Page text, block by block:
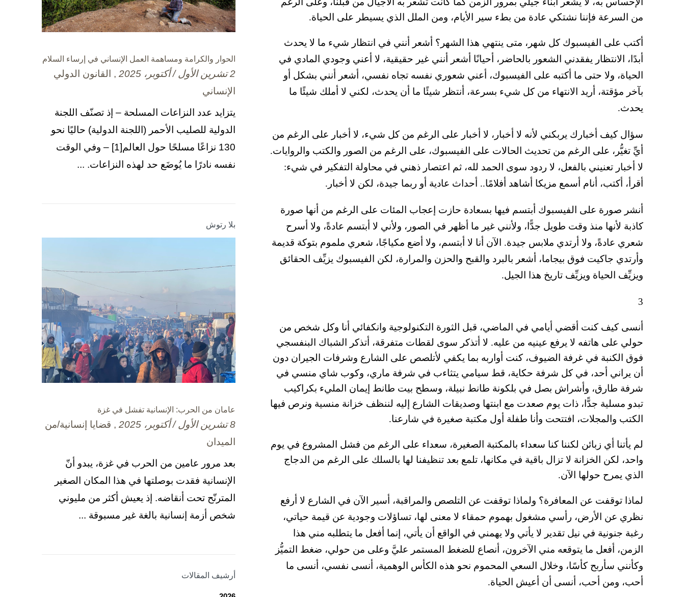
من السرعة فإننا نشتكي عادة من بطء سير الأيام، ومن الملل الذي يسيطر على الحياة.
أكتب على الفيسبوك كل شهر، متى ينتهي هذا الشهر؟ أشعر أنني في انتظار شيء ما لا يحدث
أبدًا، الانتظار يفقدني الشعور بالحاضر، أحيانًا أشعر أنني غير حقيقية، لا أعني وجودي المادي في
الحياة، ولا حتى ما أكتبه على الفيسبوك، أعني شعوري نفسه تجاه نفسي، أشعر أنني بشكل أو
بآخر مؤقتة، أريد الانتهاء من كل شيء بسرعة، أنتظر شيئًا ما أن يحدث، لكني لا أملك شيئًا ما
يحدث.
سؤال كيف أخبارك يربكني لأنه لا أخبار، لا أخبار على الرغم من كل شيء، لا أخبار على الرغم من
أيِّ تغيُّر، على الرغم من تحديث الحالات على الفيسبوك، على الرغم من الصور والكتب والروايات.
لا أخبار تعنيني بالفعل، لا ردود سوى الحمد لله، ثم اعتصار ذهني في محاولة التفكير في شيء:
أقرأ، أكتب، أنام أسمع مزيكا أشاهد أفلامًا.. أحداث عادية أو ربما جيدة، لكن لا أخبار.
أنشر صورة على الفيسبوك أبتسم فيها بسعادة حازت إعجاب المئات على الرغم من أنها صورة
كاذبة لأنها منذ وقت طويل جدًّا، ولأنني غير ما أظهر في الصور، ولأني لا أبتسم عادةً، ولا أسرح
شعري عادةً، ولا أرتدي ملابس جيدة. الآن أنا لا أبتسم، ولا أضع مكياجًا، شعري ملموم بتوكة قديمة
وأرتدي جاكيت فوق بيجاما، أشعر بالبرد والقبح والحزن والمرارة، لكن الفيسبوك يزيِّف الحقائق
ويزيِّف الحياة ويزيِّف تاريخ هذا الجيل.
3
أنسى كيف كنت أقضي أيامي في الماضي، قبل الثورة التكنولوجية وانكفائي أنا وكل شخص من
حولي على هاتفه لا يرفع عينيه من عليه. لا أتذكر سوى لقطات متفرقة، أتذكر الشباك البنفسجي
فوق الكنبة في غرفة الضيوف، كنت أواربه بما يكفي لأتلصص على الشارع وشرفات الجيران دون
أن يراني أحد، في كل شرفة حكاية، قط سيامي يتثاءب في شرفة ماري، وكوب شاي منسي في
شرفة طارق، وأشراش بصل في بلكونة طانط نبيلة، وسطح بيت طانط إيمان المليء بكراكيب
تبدو مسلية جدًّا، ذات يوم صعدت مع ابنتها وصديقات الشارع إليه لننظف خزانة منسية ونرص فيها
الكتب والمجلات، افتتحت وأنا طفلة أول مكتبة صغيرة في شارعنا.
لم يأتنا أي زبائن لكننا كنا سعداء بالمكتبة الصغيرة، سعداء على الرغم من فشل المشروع في يوم
واحد، لكن الخزانة لا تزال باقية في مكانها، تلمع بعد تنظيفنا لها بالسلك على الرغم من الدجاج
الذي يمرح حولها الآن.
لماذا توقفت عن المعافرة؟ ولماذا توقفت عن التلصص والمراقبة، أسير الآن في الشارع لا أرفع
نظري عن الأرض، رأسي مشغول بهموم حمقاء لا معنى لها، تساؤلات وجودية عن قيمة حياتي،
رغبة جنونية في نيل تقدير لا يأتي ولا يهمني في الواقع أن يأتي، إنما أفعل ما يتطلبه مني هذا
الزمن، أفعل ما يتوقعه مني الآخرون، أنصاع للضغط المستمر عليَّ وعلى من حولي، ضغط التميُّز
وكأنني سأربح كأسًا، وخلال السعي المحموم نحو هذه الكأس الوهمية، أنسى نفسي، أنسى ما
أحب، ومن أحب، أنسى أن أعيش الحياة.
الحوار والكرامة ومساهمة العمل الإنساني في إرساء السلام
2 تشرين الأول / أكتوبر، 2025
, القانون الدولي
الإنساني
يتزايد عدد النزاعات المسلحة – إذ تصنّف اللجنة
الدولية للصليب الأحمر (اللجنة الدولية) حاليًا نحو
130 نزاعًا مسلحًا حول العالم[1] – وفي الوقت
نفسه نادرًا ما يُوضَع حد لهذه النزاعات. ...
بلا رتوش
عامان من الحرب: الإنسانية تفشل في غزة
8 تشرين الأول / أكتوبر، 2025
, قضايا إنسانية/من
الميدان
بعد مرور عامين من الحرب في غزة، يبدو أنّ
الإنسانية فقدت بوصلتها في هذا المكان الصغير
المترنّح تحت أنقاضه. إذ يعيش أكثر من مليوني
شخص أزمة إنسانية بالغة غير مسبوقة ...
أرشيف المقالات